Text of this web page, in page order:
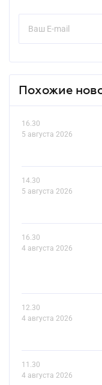
Похожие
16.30
5 августа 2026
14.30
5 августа 2026
16.30
4 августа 2026
12.30
4 августа 2026
11.30
4 августа 2026